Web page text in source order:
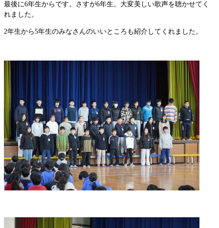
最後に6年生からです。さすが6年生。大変美しい歌声を聴かせてく
れました。
2年生から5年生のみなさんのいいところも紹介してくれました。